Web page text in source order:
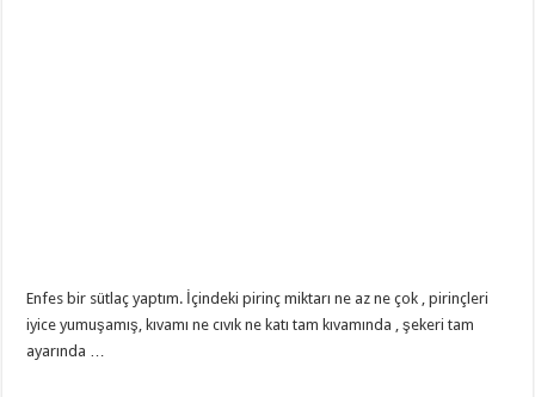
Enfes bir sütlaç yaptım. İçindeki pirinç miktarı ne az ne çok , pirinçleri
iyice yumuşamış, kıvamı ne cıvık ne katı tam kıvamında , şekeri tam
ayarında …